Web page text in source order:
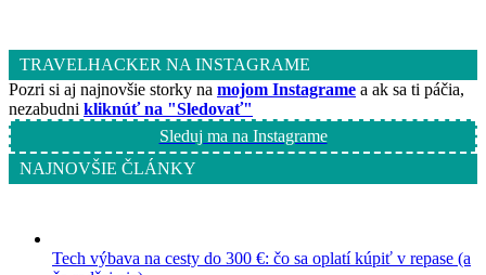
TRAVELHACKER NA INSTAGRAME
Pozri si aj najnovšie storky na mojom Instagrame a ak sa ti páčia,
nezabudni kliknúť na "Sledovať"
Sleduj ma na Instagrame
NAJNOVŠIE ČLÁNKY
Tech výbava na cesty do 300 €: čo sa oplatí kúpiť v repase (a